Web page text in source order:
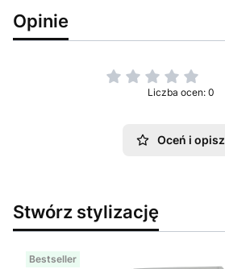
Opinie
Liczba ocen: 0
Oceń i opisz
Stwórz stylizację
Bestseller